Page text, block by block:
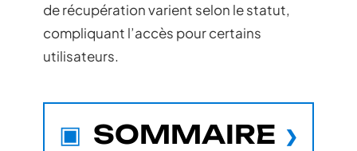
de récupération varient selon le statut,
compliquant l’accès pour certains
utilisateurs.
SOMMAIRE